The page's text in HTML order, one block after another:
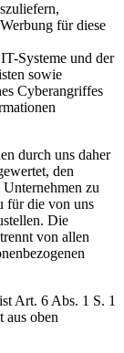
für diese
Systeme und der
sowie
Cyberangriffes
durch uns daher
den
zu
für die von uns
Die
von allen
Art. 6 Abs. 1 S. 1
aus oben